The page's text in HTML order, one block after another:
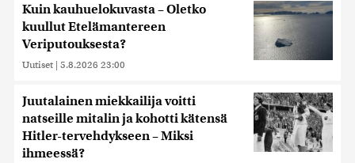
Kuin kauhuelokuvasta – Oletko
kuullut Etelämantereen
Veriputouksesta?
Uutiset | 5.8.2026 23:00
Juutalainen miekkailija voitti
natseille mitalin ja kohotti kätensä
Hitler-tervehdykseen – Miksi
ihmeessä?